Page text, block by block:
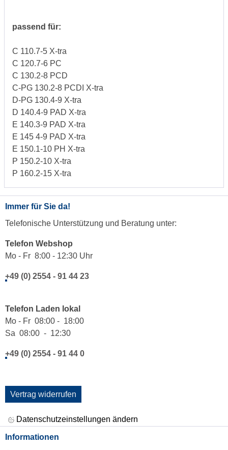
passend für:
C 110.7-5 X-tra
C 120.7-6 PC
C 130.2-8 PCD
C-PG 130.2-8 PCDI X-tra
D-PG 130.4-9 X-tra
D 140.4-9 PAD X-tra
E 140.3-9 PAD X-tra
E 145 4-9 PAD X-tra
E 150.1-10 PH X-tra
P 150.2-10 X-tra
P 160.2-15 X-tra
Immer für Sie da!
Telefonische Unterstützung und Beratung unter:
Telefon Webshop
Mo - Fr 8:00 - 12:30 Uhr
+49 (0) 2554 - 91 44 23
Telefon Laden lokal
Mo - Fr 08:00 - 18:00
Sa 08:00 - 12:30
+49 (0) 2554 - 91 44 0
Vertrag widerrufen
Datenschutzeinstellungen ändern
Informationen